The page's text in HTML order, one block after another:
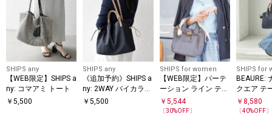
SHIPS any
【WEB限定】SHIPS a
ny: コマアミ トート
￥ 5,500
SHIPS any
《追加予約》SHIPS a
ny: 2WAY バイカラー
A4 ドロスト トート
￥5,500
SHIPS for women
【WEB限定】パーテ
ーション ライン テー
プ バッグ
￥ 5,544
〔30%OFF〕
SHIPS for
BEAURE:
クエア テ
ン
￥8,580
〔40%OFF〕